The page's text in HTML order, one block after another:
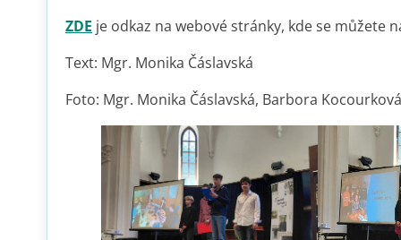
ZDE je odkaz na webové stránky, kde se můžete
Text: Mgr. Monika Čáslavská
Foto: Mgr. Monika Čáslavská, Barbora Kocourková